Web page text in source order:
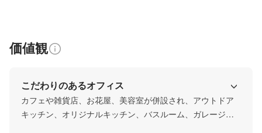
価値観
こだわりのあるオフィス
カフェや雑貨店、お花屋、美容室が併設され、アウトドア
キッチン、オリジナルキッチン、バスルーム、ガレージな